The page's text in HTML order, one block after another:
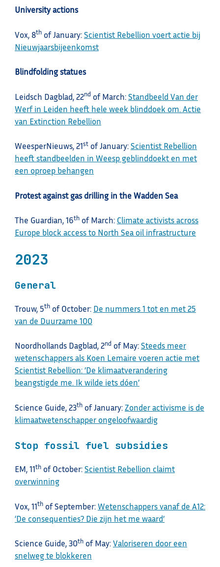
University actions
Vox, 8th of January:Scientist Rebellion voert actie bij
Nieuwjaarsbijeenkomst
Blindfolding statues
Leidsch Dagblad, 22nd of March:Standbeeld Van der
Werf in Leiden heeft hele week blinddoek om. Actie
van Extinction Rebellion
WeesperNieuws, 21st of January:Scientist Rebellion
heeft standbeelden in Weesp geblinddoekt en met
een oproep behangen
Protest against gas drilling in the Wadden Sea
The Guardian, 16th of March: Climate activists across
Europe block access to North Sea oil infrastructure
2023
General
Trouw, 5th of October: De nummers 1 tot en met 25
van de Duurzame 100
Noordhollands Dagblad, 2nd of May:Steeds meer
wetenschappers als Koen Lemaire voeren actie met
Scientist Rebellion: ’De klimaatverandering
beangstigde me. Ik wilde iets dóen’
Science Guide, 23th of January:Zonder activisme is de
klimaatwetenschapper ongeloofwaardig
Stop fossil fuel subsidies
EM, 11th of October:Scientist Rebellion claimt
overwinning
Vox, 11th of September:Wetenschappers vanaf de A12:
‘De consequenties? Die zijn het me waard’
Science Guide, 30th of May:Valoriseren door een
snelweg te blokkeren